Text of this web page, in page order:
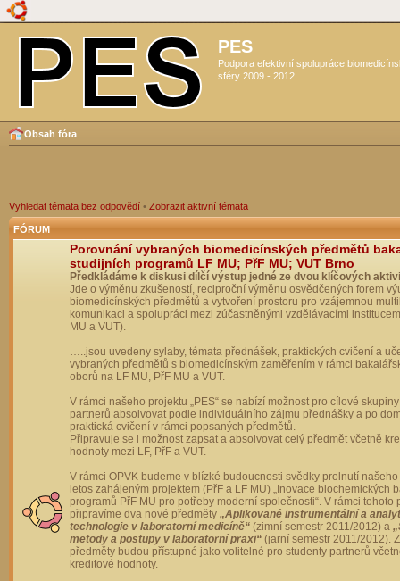
PES
Podpora efektivní spolupráce
sféry 2009 - 2012
Obsah fóra
Vyhledat témata bez odpovědí • Zobrazit aktivní témata
FÓRUM
Porovnání vybraných biomedicínských předmětů
studijních programů LF MU; PřF MU; VUT Brno
Předkládáme k diskusi dílčí výstup jedné ze dvou klíčových
Jde o výměnu zkušeností, reciproční výměnu osvědčených forem
biomedicínských předmětů a vytvoření prostoru pro vzájemnou
komunikaci a spolupráci mezi zúčastněnými vzdělávacími
MU a VUT).
…..jsou uvedeny sylaby, témata přednášek, praktických cvičení a
vybraných předmětů s biomedicínským zaměřením v rámci
oborů na LF MU, PřF MU a VUT.
V rámci našeho projektu „PES“ se nabízí možnost pro cílové
partnerů absolvovat podle individuálního zájmu přednášky a po
praktická cvičení v rámci popsaných předmětů.
Připravuje se i možnost zapsat a absolvovat celý předmět včetně
hodnoty mezi LF, PřF a VUT.
V rámci OPVK budeme v blízké budoucnosti svědky prolnutí
letos zahájeným projektem (PřF a LF MU) „Inovace biochemických
programů PřF MU pro potřeby moderní společnosti“. V rámci tohoto
připravíme dva nové předměty „Aplikované instrumentální a
technologie v laboratorní medicíně“ (zimní semestr 2011/2012) a
metody a postupy v laboratorní praxi“ (jarní semestr 2011/2012).
předměty budou přístupné jako volitelné pro studenty partnerů
kreditové hodnoty.